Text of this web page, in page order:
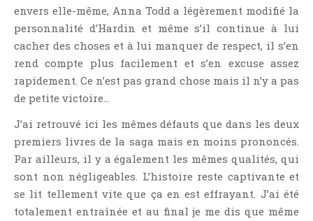
Témoignage
Théâtre
Thriller
Thriller Psychologique
Throwback Thursday Livresque
Young Adult
envers elle-même, Anna Todd a légèrement modifié la
personnalité d’Hardin et même s’il continue à lui
cacher des choses et à lui manquer de respect, il s’en
rend compte plus facilement et s’en excuse assez
rapidement. Ce n’est pas grand chose mais il n’y a pas
de petite victoire…
J’ai retrouvé ici les mêmes défauts que dans les deux
premiers livres de la saga mais en moins prononcés.
Par ailleurs, il y a également les mêmes qualités, qui
sont non négligeables. L’histoire reste captivante et
se lit tellement vite que ça en est effrayant. J’ai été
totalement entraînée et au final je me dis que même